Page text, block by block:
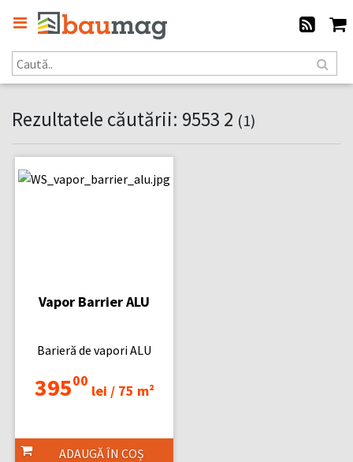
Rezultatele căutării: 9553 2 (1)
Vapor Barrier ALU
Barieră de vapori ALU
39500
lei /75 m²
ADAUGĂ ÎN COȘ